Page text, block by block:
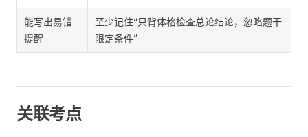
能写出易错
提醒
至少记住“只背体格检查总论结论，忽略题干
限定条件”
关联考点